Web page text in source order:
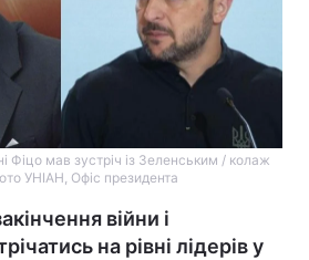
Фіцо мав зустріч із Зеленським / колаж
УНІАН, Офіс президента
війни і
на рівні лідерів у